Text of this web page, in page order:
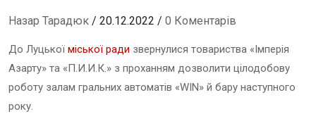
Назар Тарадюк / 20.12.2022 / 0 Коментарів
До Луцької міської ради звернулися товариства «Імперія
Азарту» та «П.И.И.К.» з проханням дозволити цілодобову
роботу залам гральних автоматів «WIN» й бару наступного
року.